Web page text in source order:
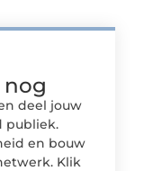
nog
deel jouw
publiek.
en bouw
Klik